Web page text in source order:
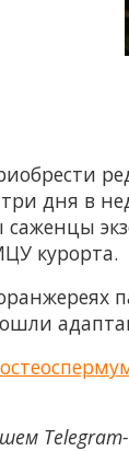
дня в
курорта.